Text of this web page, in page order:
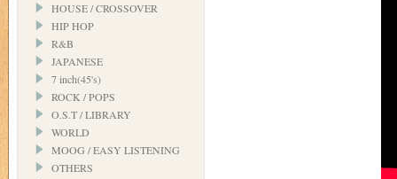
HOUSE / CROSSOVER
HIP HOP
R&B
JAPANESE
7 inch(45's)
ROCK / POPS
O.S.T / LIBRARY
WORLD
MOOG / EASY LISTENING
OTHERS